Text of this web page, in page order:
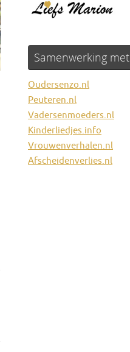
Samenwerking met
Oudersenzo.nl
Peuteren.nl
Vadersenmoeders.nl
Kinderliedjes.info
Vrouwenverhalen.nl
Afscheidenverlies.nl